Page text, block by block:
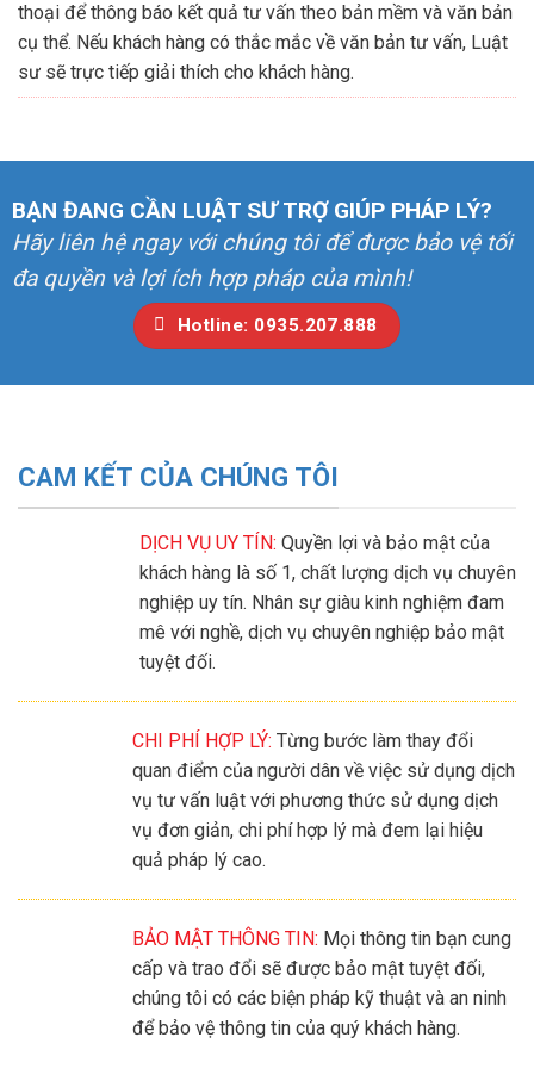
thoại để thông báo kết quả tư vấn theo bản mềm và văn bản
cụ thể. Nếu khách hàng có thắc mắc về văn bản tư vấn, Luật
sư sẽ trực tiếp giải thích cho khách hàng.
BẠN ĐANG CẦN LUẬT SƯ TRỢ GIÚP PHÁP LÝ?
Hãy liên hệ ngay với chúng tôi để được bảo vệ tối
đa quyền và lợi ích hợp pháp của mình!
Hotline: 0935.207.888
CAM KẾT CỦA CHÚNG TÔI
DỊCH VỤ UY TÍN: Quyền lợi và bảo mật của
khách hàng là số 1, chất lượng dịch vụ chuyên
nghiệp uy tín. Nhân sự giàu kinh nghiệm đam
mê với nghề, dịch vụ chuyên nghiệp bảo mật
tuyệt đối.
CHI PHÍ HỢP LÝ: Từng bước làm thay đổi
quan điểm của người dân về việc sử dụng dịch
vụ tư vấn luật với phương thức sử dụng dịch
vụ đơn giản, chi phí hợp lý mà đem lại hiệu
quả pháp lý cao.
BẢO MẬT THÔNG TIN: Mọi thông tin bạn cung
cấp và trao đổi sẽ được bảo mật tuyệt đối,
chúng tôi có các biện pháp kỹ thuật và an ninh
để bảo vệ thông tin của quý khách hàng.